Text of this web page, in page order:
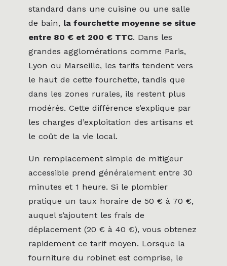
standard dans une cuisine ou une salle
de bain, la fourchette moyenne se situe
entre 80 € et 200 € TTC. Dans les
grandes agglomérations comme Paris,
Lyon ou Marseille, les tarifs tendent vers
le haut de cette fourchette, tandis que
dans les zones rurales, ils restent plus
modérés. Cette différence s’explique par
les charges d’exploitation des artisans et
le coût de la vie local.
Un remplacement simple de mitigeur
accessible prend généralement entre 30
minutes et 1 heure. Si le plombier
pratique un taux horaire de 50 € à 70 €,
auquel s’ajoutent les frais de
déplacement (20 € à 40 €), vous obtenez
rapidement ce tarif moyen. Lorsque la
fourniture du robinet est comprise, le